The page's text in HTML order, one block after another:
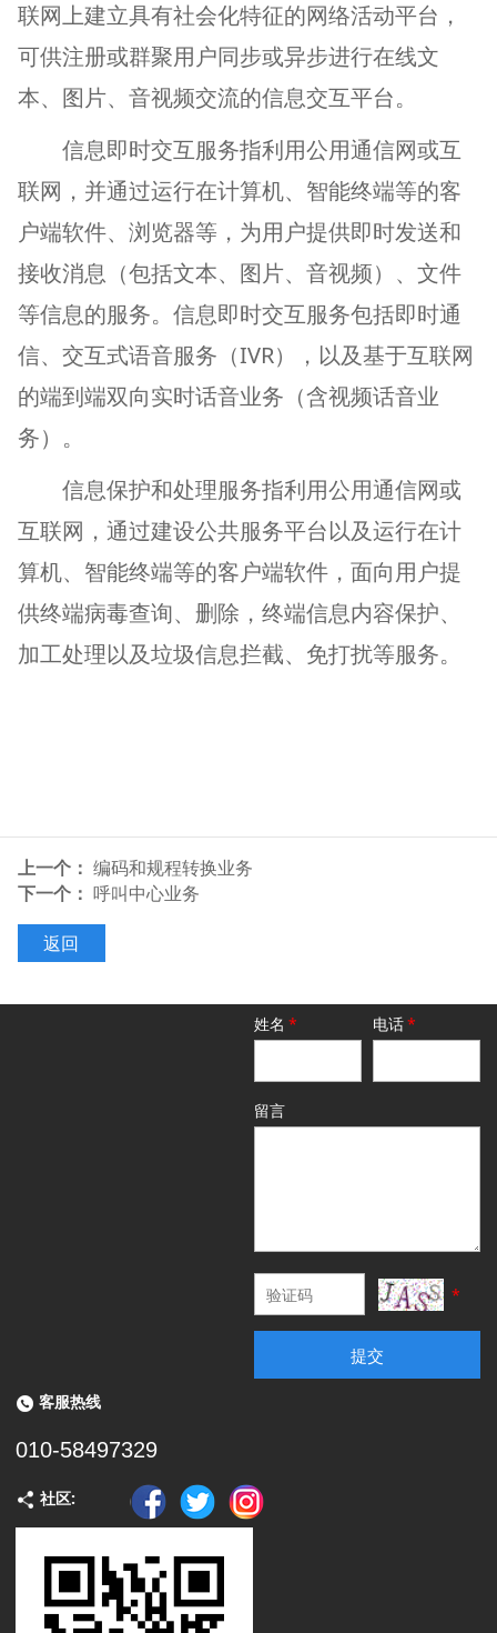
联网上建立具有社会化特征的网络活动平台，
可供注册或群聚用户同步或异步进行在线文
本、图片、音视频交流的信息交互平台。
信息即时交互服务指利用公用通信网或互
联网，并通过运行在计算机、智能终端等的客
户端软件、浏览器等，为用户提供即时发送和
接收消息（包括文本、图片、音视频）、文件
等信息的服务。信息即时交互服务包括即时通
信、交互式语音服务（IVR），以及基于互联网
的端到端双向实时话音业务（含视频话音业
务）。
信息保护和处理服务指利用公用通信网或
互联网，通过建设公共服务平台以及运行在计
算机、智能终端等的客户端软件，面向用户提
供终端病毒查询、删除，终端信息内容保护、
加工处理以及垃圾信息拦截、免打扰等服务。
上一个： 编码和规程转换业务
下一个： 呼叫中心业务
返回
姓名 * 电话*
留言
*
提交
客服热线
010-58497329
社区: